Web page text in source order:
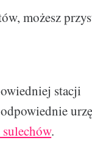
możesz
stacji
sulechów.